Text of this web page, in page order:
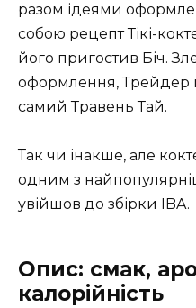
разом ідеями
собою рецепт Тікі-
його пригостив Біч.
оформлення, Трейдер
самий Травень Тай.
Так чи інакше, але
одним з
увійшов до збірки IBA.
Опис: смак,
калорійність